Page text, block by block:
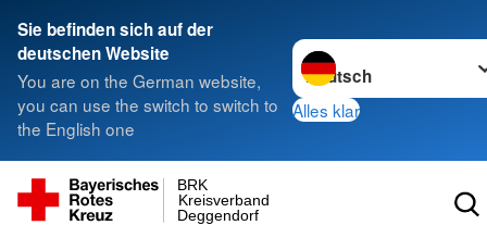
Sie befinden sich auf der
deutschen Website
You are on the German website,
you can use the switch to switch to
the English one
Sprache wechseln zu
Alles klar
Deggendorf
Kreisverband
BRK